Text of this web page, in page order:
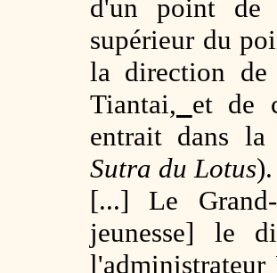
d'un point de
supérieur du
la direction de
Tiantai, et de
entrait dans
Sutra du Lotus).
[...] Le Grand-
jeunesse] le
l'administrateur